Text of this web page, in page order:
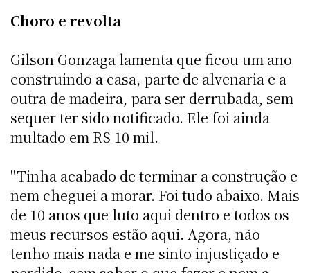
Choro e revolta
Gilson Gonzaga lamenta que ficou um ano
construindo a casa, parte de alvenaria e a
outra de madeira, para ser derrubada, sem
sequer ter sido notificado. Ele foi ainda
multado em R$ 10 mil.
"Tinha acabado de terminar a construção e
nem cheguei a morar. Foi tudo abaixo. Mais
de 10 anos que luto aqui dentro e todos os
meus recursos estão aqui. Agora, não
tenho mais nada e me sinto injustiçado e